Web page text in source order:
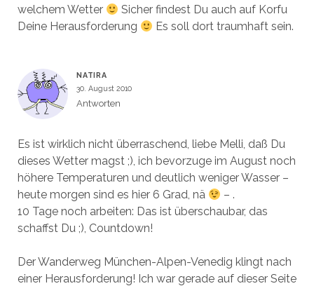
welchem Wetter
Sicher findest Du auch auf Korfu
Deine Herausforderung
Es soll dort traumhaft sein.
NATIRA
30. August 2010
Antworten
Es ist wirklich nicht überraschend, liebe Melli, daß Du
dieses Wetter magst ;), ich bevorzuge im August noch
höhere Temperaturen und deutlich weniger Wasser –
heute morgen sind es hier 6 Grad, nä
– .
10 Tage noch arbeiten: Das ist überschaubar, das
schaffst Du ;), Countdown!
Der Wanderweg München-Alpen-Venedig klingt nach
einer Herausforderung! Ich war gerade auf dieser Seite